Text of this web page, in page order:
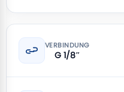
VERBINDUNG
G 1/8″